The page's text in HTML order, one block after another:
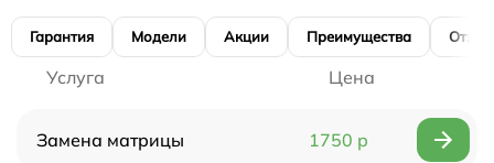
Гарантия Модели Акции Преимущества
Услуга Цена
Замена матрицы 1750 р